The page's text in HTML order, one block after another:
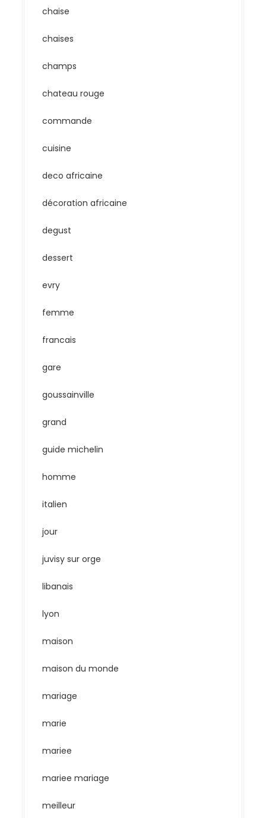
chaise
chaises
champs
chateau rouge
commande
cuisine
deco africaine
décoration africaine
degust
dessert
evry
femme
francais
gare
goussainville
grand
guide michelin
homme
italien
jour
juvisy sur orge
libanais
lyon
maison
maison du monde
mariage
marie
mariee
mariee mariage
meilleur